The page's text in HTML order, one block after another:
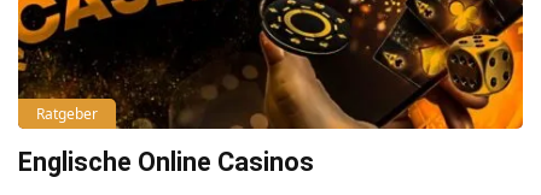
Ratgeber
Englische Online Casinos